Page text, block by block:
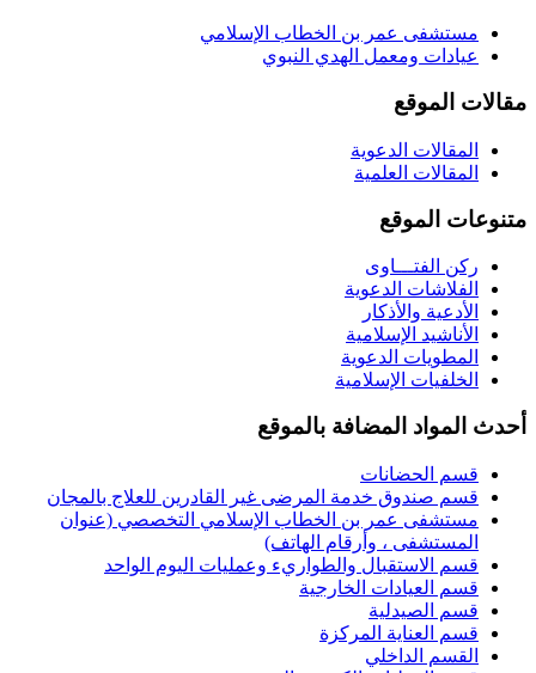
مستشفى عمر بن الخطاب الإسلامي
عيادات ومعمل الهدي النبوي
مقالات الموقع
المقالات الدعوية
المقالات العلمية
متنوعات الموقع
ركن الفتـــاوى
الفلاشات الدعوية
الأدعية والأذكار
الأناشيد الإسلامية
المطويات الدعوية
الخلفيات الإسلامية
أحدث المواد المضافة بالموقع
قسم الحضانات
قسم صندوق خدمة المرضى غير القادرين للعلاج بالمجان
مستشفى عمر بن الخطاب الإسلامي التخصصي (عنوان
المستشفى ، وأرقام الهاتف)
قسم الاستقبال والطواريء وعمليات اليوم الواحد
قسم العيادات الخارجية
قسم الصيدلية
قسم العناية المركزة
القسم الداخلي